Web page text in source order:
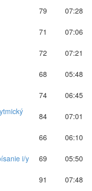
79
07:28
71
07:06
72
07:21
68
05:48
74
06:45
84
07:01
66
06:10
i/y 69
05:50
91
07:48